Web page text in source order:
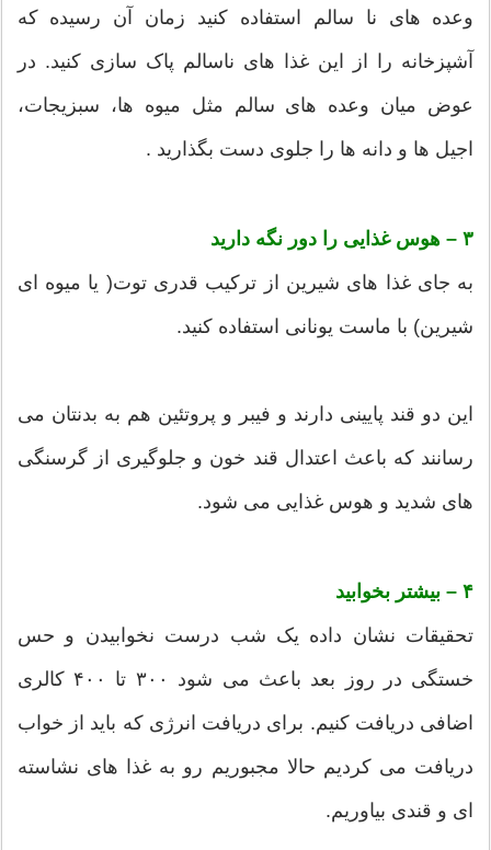
وعده های نا سالم استفاده کنید زمان آن رسیده که
آشپزخانه را از این غذا های ناسالم پاک سازی کنید. در
عوض میان وعده های سالم مثل میوه ها، سبزیجات،
اجیل ها و دانه ها را جلوی دست بگذارید .
۳ – هوس غذایی را دور نگه دارید
به جای غذا های شیرین از ترکیب قدری توت( یا میوه ای
شیرین) با ماست یونانی استفاده کنید.
این دو قند پایینی دارند و فیبر و پروتئین هم به بدنتان می
رسانند که باعث اعتدال قند خون و جلوگیری از گرسنگی
های شدید و هوس غذایی می شود.
۴ – بیشتر بخوابید
تحقیقات نشان داده یک شب درست نخوابیدن و حس
خستگی در روز بعد باعث می شود ۳۰۰ تا ۴۰۰ کالری
اضافی دریافت کنیم. برای دریافت انرژی که باید از خواب
دریافت می کردیم حالا مجبوریم رو به غذا های نشاسته
ای و قندی بیاوریم.